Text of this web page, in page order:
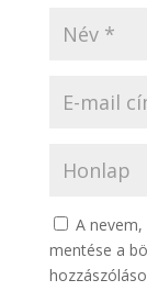
A
mentése a